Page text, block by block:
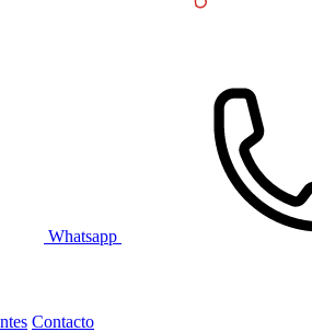
Whatsapp
Contacto